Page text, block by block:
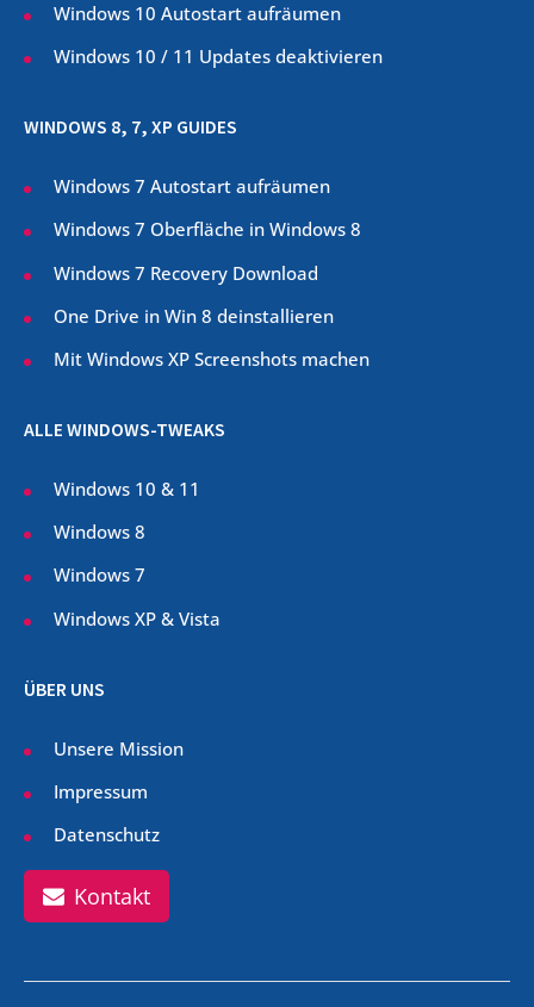
Windows 10 Autostart aufräumen
Windows 10 / 11 Updates deaktivieren
WINDOWS 8, 7, XP GUIDES
Windows 7 Autostart aufräumen
Windows 7 Oberfläche in Windows 8
Windows 7 Recovery Download
One Drive in Win 8 deinstallieren
Mit Windows XP Screenshots machen
ALLE WINDOWS-TWEAKS
Windows 10 & 11
Windows 8
Windows 7
Windows XP & Vista
ÜBER UNS
Unsere Mission
Impressum
Datenschutz
Kontakt